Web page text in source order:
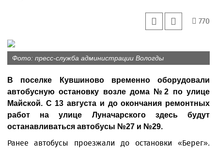
770
Фото: пресс-служба администрации Вологды
В поселке Кувшиново временно оборудовали
автобусную остановку возле дома №2 по улице
Майской. С 13 августа и до окончания ремонтных
работ на улице Луначарского здесь будут
останавливаться автобусы №27 и №29.
Ранее автобусы проезжали до остановки «Берег».